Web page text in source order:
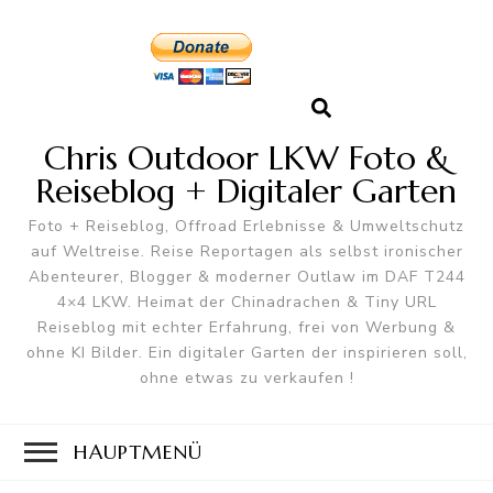
Chris Outdoor LKW Foto &
Reiseblog + Digitaler Garten
Foto + Reiseblog, Offroad Erlebnisse & Umweltschutz
auf Weltreise. Reise Reportagen als selbst ironischer
Abenteurer, Blogger & moderner Outlaw im DAF T244
4×4 LKW. Heimat der Chinadrachen & Tiny URL
Reiseblog mit echter Erfahrung, frei von Werbung &
ohne KI Bilder. Ein digitaler Garten der inspirieren soll,
ohne etwas zu verkaufen !
HAUPTMENÜ